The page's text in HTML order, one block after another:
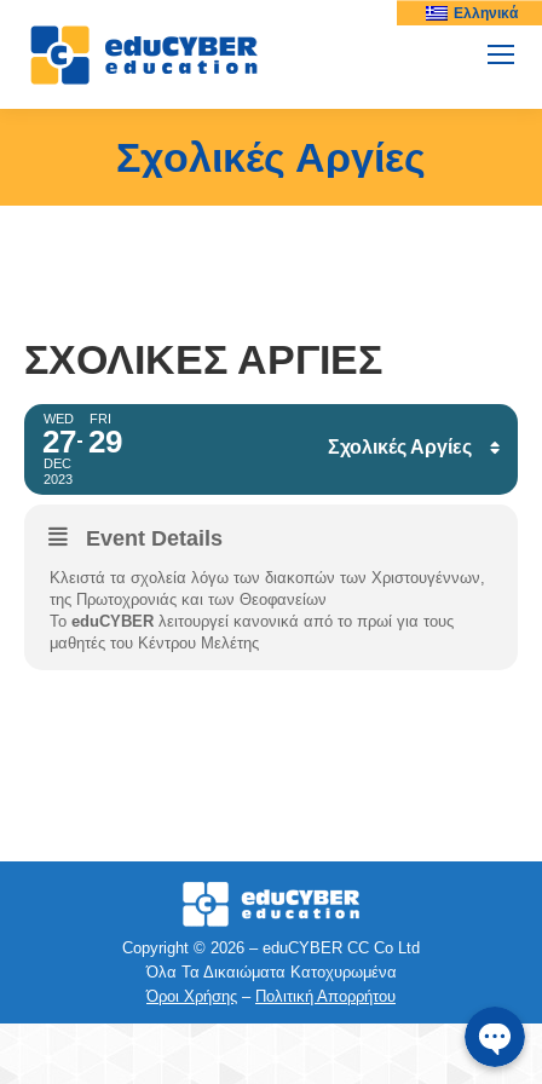
Σχολικές Αργίες
ΣΧΟΛΙΚΈΣ ΑΡΓΊΕΣ
2023
WED
27
DEC
FRI
29 Σχολικές Αργίες
Event Details
Κλειστά τα σχολεία λόγω των διακοπών των Χριστουγέννων,
της Πρωτοχρονιάς και των Θεοφανείων
Το eduCYBER λειτουργεί κανονικά από το πρωί για τους
μαθητές του Κέντρου Μελέτης
Copyright © 2026 – eduCYBER CC Co Ltd
Όλα Τα Δικαιώματα Κατοχυρωμένα
Όροι Χρήσης – Πολιτική Απορρήτου
Ελληνικά
SMS